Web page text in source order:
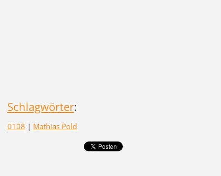
Schlagwörter:
0108 | Mathias Pold